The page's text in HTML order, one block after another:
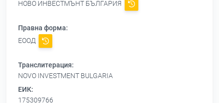
НОВО ИНВЕСТМЪНТ БЪЛГАРИЯ
Правна форма:
ЕООД
Транслитерация:
NOVO INVESTMENT BULGARIA
ЕИК:
175309766